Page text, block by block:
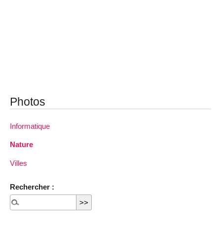
Photos
Informatique
Nature
Villes
Rechercher :